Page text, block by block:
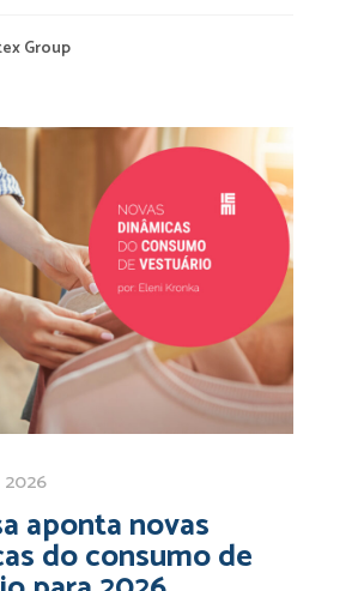
Group
aponta novas
do consumo de